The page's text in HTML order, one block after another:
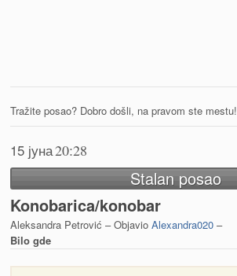
Tražite posao? Dobro došli, na pravom ste mestu!
15 јуна20:28
Stalan posao
Konobarica/konobar
Aleksandra Petrović – ObjavioAlexandra020 –
Bilo gde